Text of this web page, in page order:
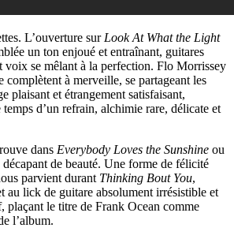
L’ouverture sur Look At What the Light
un ton enjoué et entraînant, guitares
voix se mêlant à la perfection. Flo Morrissey
à merveille, se partageant les
plaisant et étrangement satisfaisant,
d’un refrain, alchimie rare, délicate et
dans Everybody Loves the Sunshine ou
décapant de beauté. Une forme de félicité
parvient durant Thinking Bout You,
au lick de guitare absolument irrésistible et
plaçant le titre de Frank Ocean comme
l’album.